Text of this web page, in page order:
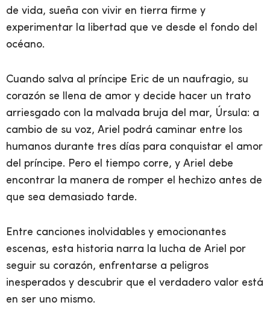
de vida, sueña con vivir en tierra firme y
experimentar la libertad que ve desde el fondo del
océano.
Cuando salva al príncipe Eric de un naufragio, su
corazón se llena de amor y decide hacer un trato
arriesgado con la malvada bruja del mar, Úrsula: a
cambio de su voz, Ariel podrá caminar entre los
humanos durante tres días para conquistar el amor
del príncipe. Pero el tiempo corre, y Ariel debe
encontrar la manera de romper el hechizo antes de
que sea demasiado tarde.
Entre canciones inolvidables y emocionantes
escenas, esta historia narra la lucha de Ariel por
seguir su corazón, enfrentarse a peligros
inesperados y descubrir que el verdadero valor está
en ser uno mismo.